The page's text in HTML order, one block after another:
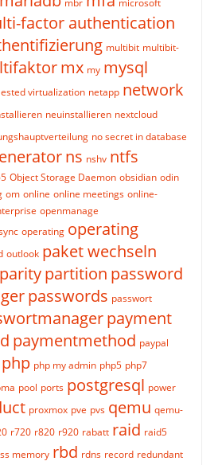
mbr
microsoft
factor authentication
multibit multibit-
mx my mysql
virtualization netapp network
neuinstallieren nextcloud
no secret in database
ns nshv ntfs
Object Storage Daemon obsidian odin
om online online meetings online-
openmanage
operating operating
outlook paket wechseln
paritypartition password
passwords passwort
payment
paymentmethod paypal
php php my admin php5 php7
pool ports postgresql power
proxmox pve pvs qemu qemu-
r720 r820 r920 rabatt raid raid5
memory rbd rdns record redundant